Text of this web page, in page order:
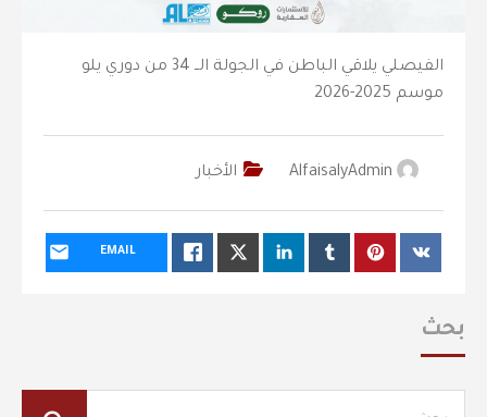
الفيصلي يلاقي الباطن في الجولة الــ 34 من دوري يلو
موسم 2025-2026
AlfaisalyAdmin الأخبار
EMAIL
بحث